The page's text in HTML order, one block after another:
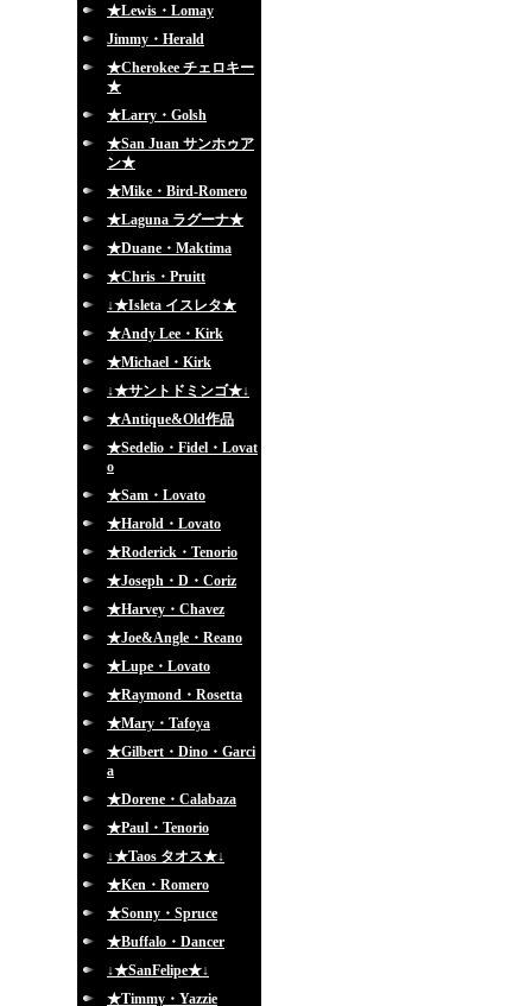
★Lewis・Lomay
Jimmy・Herald
★Cherokee チェロキー
★
★Larry・Golsh
★San Juan サンホゥア
ン★
★Mike・Bird-Romero
★Laguna ラグーナ★
★Duane・Maktima
★Chris・Pruitt
↓★Isleta イスレタ★
★Andy Lee・Kirk
★Michael・Kirk
↓★サントドミンゴ★↓
★Antique&Old作品
★Sedelio・Fidel・Lovat
o
★Sam・Lovato
★Harold・Lovato
★Roderick・Tenorio
★Joseph・D・Coriz
★Harvey・Chavez
★Joe&Angle・Reano
★Lupe・Lovato
★Raymond・Rosetta
★Mary・Tafoya
★Gilbert・Dino・Garci
a
★Dorene・Calabaza
★Paul・Tenorio
↓★Taos タオス★↓
★Ken・Romero
★Sonny・Spruce
★Buffalo・Dancer
↓★SanFelipe★↓
★Timmy・Yazzie